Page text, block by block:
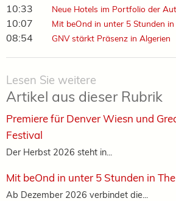
10:33 Neue Hotels im Portfolio der
10:07 Mit beOnd in unter 5 Stunden in
08:54 GNV stärkt Präsenz in Algerien
Lesen Sie weitere
Artikel aus dieser Rubrik
Premiere für Denver Wiesn und
Festival
Der Herbst 2026 steht in...
Mit beOnd in unter 5 Stunden in
Ab Dezember 2026 verbindet die...